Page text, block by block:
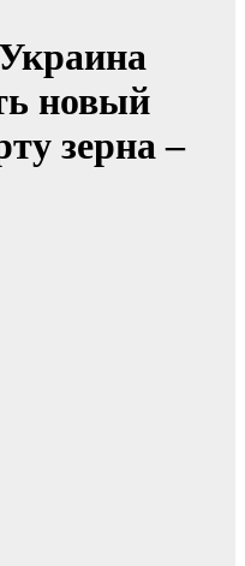
новый
зерна –